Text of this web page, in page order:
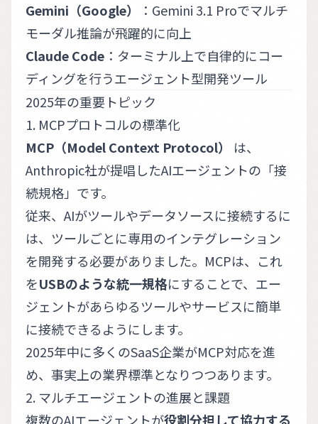
Gemini（Google）
：Gemini 3.1 Proでマルチ
モーダル推論が飛躍的に向上
Claude Code ：ターミナル上で自律的にコー
ディングを行うエージェント型開発ツール
2025年の重要トピック
1. MCPプロトコルの標準化
MCP（Model Context Protocol）
は、
Anthropic社が提唱したAIエージェントの「接
続規格」です。
従来、AIがツールやデータソースに接続するに
は、ツールごとに専用のインテグレーション
を開発する必要がありました。MCPは、これ
をUSBのような統一規格にすることで、エー
ジェントがあらゆるツールやサービスに簡単
に接続できるようにします。
2025年中に多くのSaaS企業がMCP対応を進
め、事実上の業界標準となりつつあります。
2. マルチエージェントの進展と課題
複数のAIエージェントが役割分担して協力する